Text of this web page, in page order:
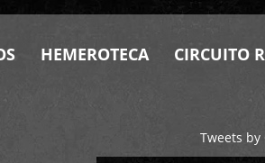
HEMEROTECA CIRCUITO
Tweets by